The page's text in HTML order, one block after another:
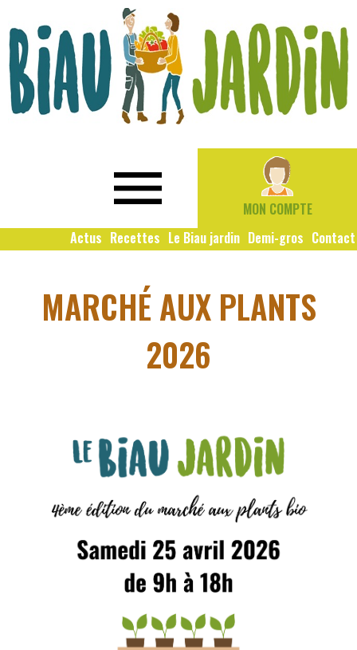
MON COMPTE
Actus Recettes Le Biau jardin Demi-gros Contact
MARCHÉ AUX PLANTS
2026